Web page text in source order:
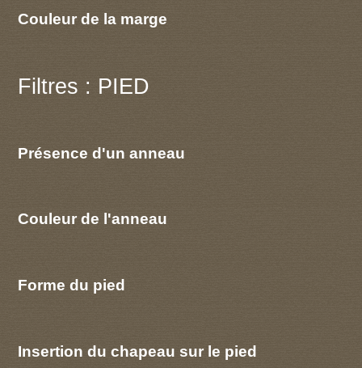
Couleur de la marge
Filtres : PIED
Présence d'un anneau
Couleur de l'anneau
Forme du pied
Insertion du chapeau sur le pied